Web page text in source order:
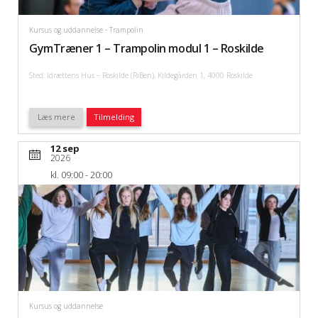
Kursus og uddannelse - Trampolin
GymTræner 1 – Trampolin modul 1 – Roskilde
Sted: Idrættens Hus – Roskilde (RiBen), Kildegården 1, 4000 Roskilde
Læs mere Tilmelding
12 sep
2026
kl. 09:00 - 20:00
Kursus og uddannelse